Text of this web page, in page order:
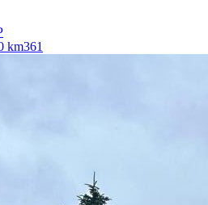
km361